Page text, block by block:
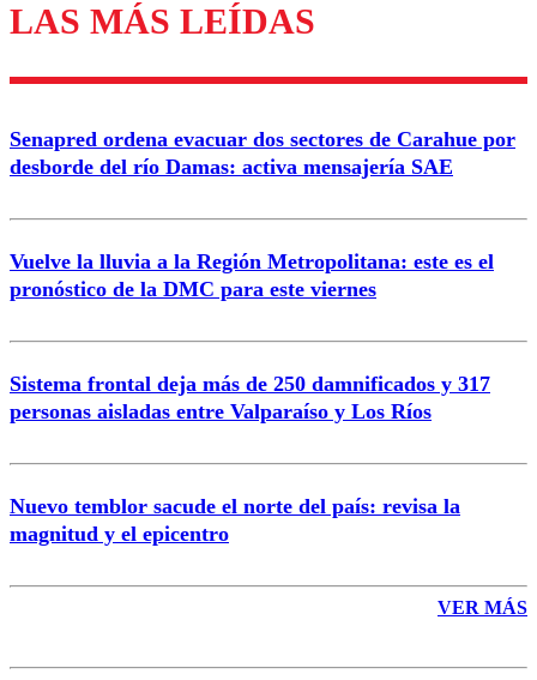
Los comentarios son moderados para garantizar un
diálogo respetuoso.
Nombre
Correo
Enviar comentario
LAS MÁS LEÍDAS
Senapred ordena evacuar dos sectores de Carahue por
desborde del río Damas: activa mensajería SAE
Vuelve la lluvia a la Región Metropolitana: este es el
pronóstico de la DMC para este viernes
Sistema frontal deja más de 250 damnificados y 317
personas aisladas entre Valparaíso y Los Ríos
Nuevo temblor sacude el norte del país: revisa la
magnitud y el epicentro
VER MÁS